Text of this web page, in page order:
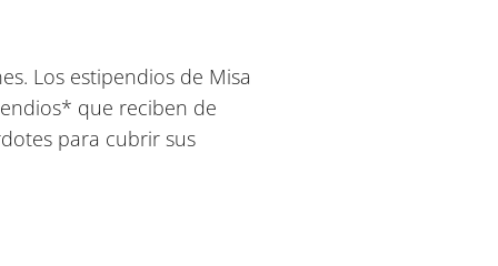
Los estipendios de Misa
que reciben de
para cubrir sus